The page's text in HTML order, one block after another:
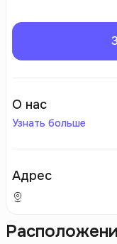
О нас
Узнать больше
Адрес